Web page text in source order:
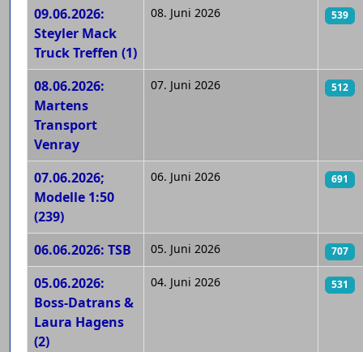
09.06.2026:
Steyler Mack
Truck Treffen (1)
08. Juni 2026 539
08.06.2026:
Martens
Transport
Venray
07. Juni 2026 512
07.06.2026;
Modelle 1:50
(239)
06. Juni 2026 691
06.06.2026: TSB 05. Juni 2026 707
05.06.2026:
Boss-Datrans &
Laura Hagens
(2)
04. Juni 2026 531